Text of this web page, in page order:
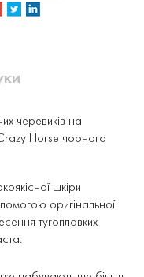
черевиків на
Horse чорного
шкіри
оригінальної
тугоплавких